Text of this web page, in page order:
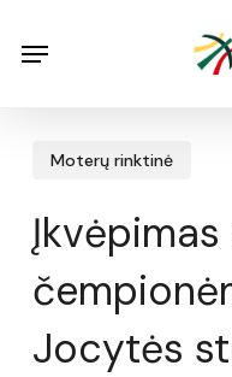
Menu
Moterų rinktinė
Jocytės